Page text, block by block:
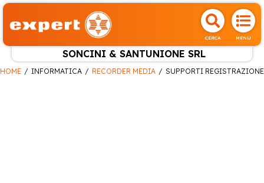
CERCA MENU
SONCINI & SANTUNIONE SRL
HOME INFORMATICA RECORDER MEDIA SUPPORTI REGISTRAZIONE